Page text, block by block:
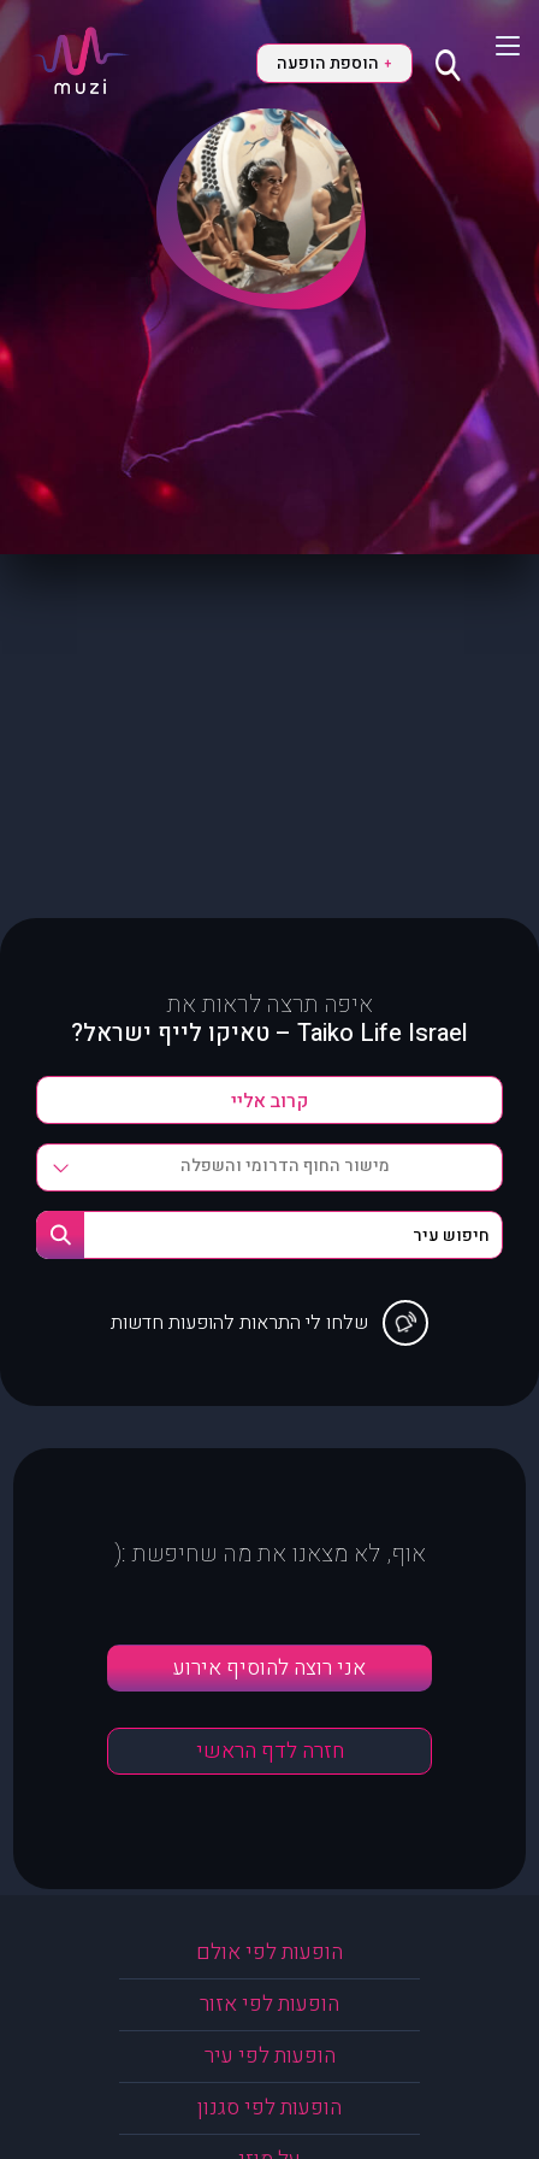
+ הוספת הופעה
איפה תרצה לראות את
Taiko Life Israel – טאיקו לייף ישראל?
מישור החוף הדרומי והשפלה
שלחו לי התראות להופעות חדשות
אוף, לא מצאנו את מה שחיפשת :(
אני רוצה להוסיף אירוע
חזרה לדף הראשי
הופעות לפי אולם
הופעות לפי אזור
הופעות לפי עיר
הופעות לפי סגנון